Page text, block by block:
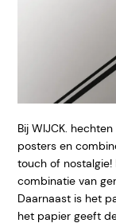
Bij WIJCK.
posters en
touch of
combinatie van
Daarnaast is het
het papier geeft